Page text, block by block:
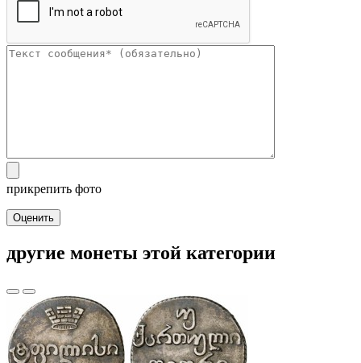
прикрепить фото
Оценить
другие монеты этой категории